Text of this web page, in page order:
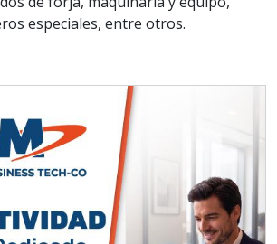
especiales, entre otros.